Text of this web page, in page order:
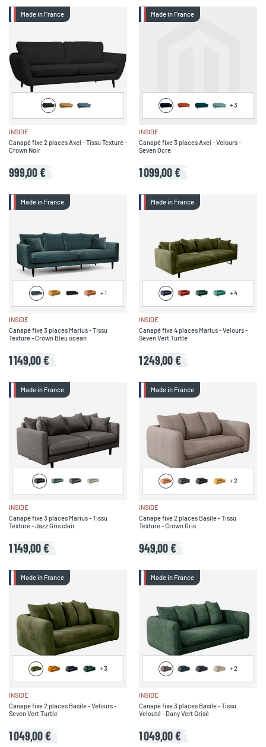
Made in France
INSIDE
Canapé fixe 2 places Axel - Tissu Texturé -
Crown Noir
999,00 €
+3
Made in France
INSIDE
Canapé fixe 3 places Axel - Velours -
Seven Ocre
1 099,00 €
+1
Made in France
INSIDE
Canapé fixe 3 places Marius - Tissu
Texturé - Crown Bleu océan
1 149,00 €
+4
Made in France
INSIDE
Canapé fixe 4 places Marius - Velours -
Seven Vert Turtle
1 249,00 €
Made in France
INSIDE
Canapé fixe 3 places Marius - Tissu
Texturé - Jazz Gris clair
1 149,00 €
+2
Made in France
INSIDE
Canape fixe 2 places Basile - Tissu
Texturé - Crown Gris
949,00 €
+3
Made in France
INSIDE
Canapé fixe 2 places Basile - Velours -
Seven Vert Turtle
1 049,00 €
+2
Made in France
INSIDE
Canapé fixe 3 places Basile - Tissu
Velouté - Dany Vert Grisé
1 049,00 €